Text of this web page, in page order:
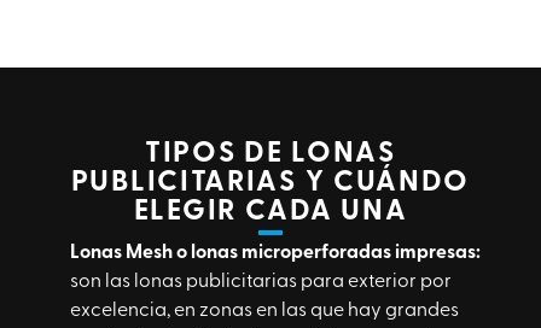
TIPOS DE LONAS
PUBLICITARIAS Y CUÁNDO
ELEGIR CADA UNA
Lonas Mesho lonas microperforadas impresas:
son las lonas publicitarias para exterior por
excelencia, en zonas en las que hay grandes